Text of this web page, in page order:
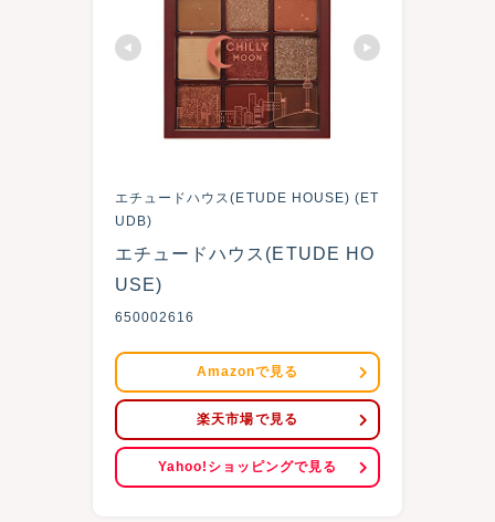
エチュードハウス(ETUDE HOUSE) (ET
UDB)
エチュードハウス(ETUDE HO
USE)
650002616
Amazonで見る
楽天市場で見る
Yahoo!ショッピングで見る